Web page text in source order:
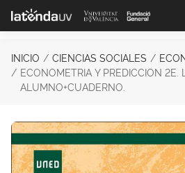
Saltar al contenido principal
INICIO CIENCIAS SOCIALES
ECONOMETRIA Y PREDICCION 2E.
ALUMNO+CUADERNO.